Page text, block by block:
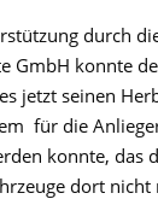
durch
GmbH konnte
jetzt seinen
für die
konnte, das
dort